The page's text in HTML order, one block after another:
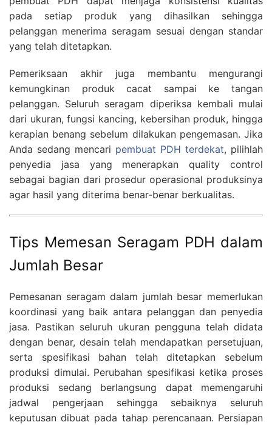
pada setiap produk yang dihasilkan sehingga
pelanggan menerima seragam sesuai dengan standar
yang telah ditetapkan.
Pemeriksaan akhir juga membantu mengurangi
kemungkinan produk cacat sampai ke tangan
pelanggan. Seluruh seragam diperiksa kembali mulai
dari ukuran, fungsi kancing, kebersihan produk, hingga
kerapian benang sebelum dilakukan pengemasan. Jika
Anda sedang mencari pembuat PDH terdekat, pilihlah
penyedia jasa yang menerapkan quality control
sebagai bagian dari prosedur operasional produksinya
agar hasil yang diterima benar-benar berkualitas.
Tips Memesan Seragam PDH dalam
Jumlah Besar
Pemesanan seragam dalam jumlah besar memerlukan
koordinasi yang baik antara pelanggan dan penyedia
jasa. Pastikan seluruh ukuran pengguna telah didata
dengan benar, desain telah mendapatkan persetujuan,
serta spesifikasi bahan telah ditetapkan sebelum
produksi dimulai. Perubahan spesifikasi ketika proses
produksi sedang berlangsung dapat memengaruhi
jadwal pengerjaan sehingga sebaiknya seluruh
keputusan dibuat pada tahap perencanaan. Persiapan